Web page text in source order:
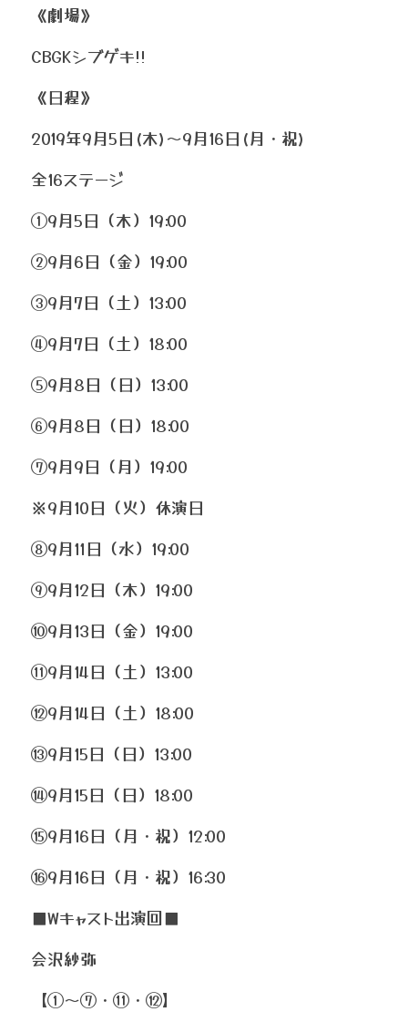
《劇場》
CBGKシブゲキ!!
《日程》
2019年9月5日(木)～9月16日(月・祝)
全16ステージ
①9月5日（木）19:00
②9月6日（金）19:00
③9月7日（土）13:00
④9月7日（土）18:00
⑤9月8日（日）13:00
⑥9月8日（日）18:00
⑦9月9日（月）19:00
※9月10日（火）休演日
⑧9月11日（水）19:00
⑨9月12日（木）19:00
⑩9月13日（金）19:00
⑪9月14日（土）13:00
⑫9月14日（土）18:00
⑬9月15日（日）13:00
⑭9月15日（日）18:00
⑮9月16日（月・祝）12:00
⑯9月16日（月・祝）16:30
■Wキャスト出演回■
会沢紗弥
【①〜⑦・⑪・⑫】